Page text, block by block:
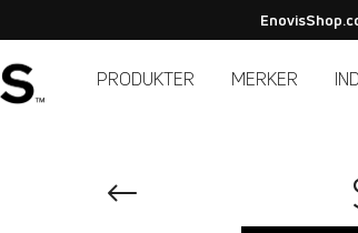
PRODUKTER MERKER